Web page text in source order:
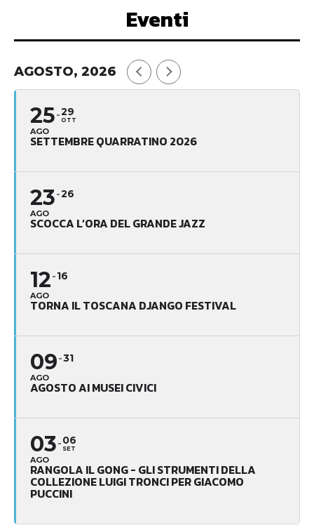
Eventi
AGOSTO, 2026
25
AGO
29
OTT
SETTEMBRE QUARRATINO 2026
23
AGO
26
SCOCCA L’ORA DEL GRANDE JAZZ
12
AGO
16
TORNA IL TOSCANA DJANGO FESTIVAL
09
AGO
31
AGOSTO AI MUSEI CIVICI
03
AGO
06
SET
RANGOLA IL GONG - GLI STRUMENTI DELLA
COLLEZIONE LUIGI TRONCI PER GIACOMO
PUCCINI